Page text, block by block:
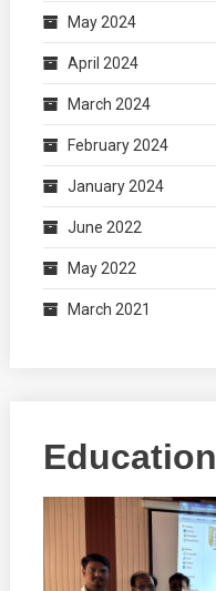
May 2024
April 2024
March 2024
February 2024
January 2024
June 2022
May 2022
March 2021
Education